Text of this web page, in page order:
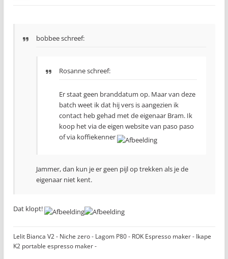
bobbee schreef:
Rosanne schreef:
Er staat geen branddatum op. Maar van deze
batch weet ik dat hij vers is aangezien ik
contact heb gehad met de eigenaar Bram. Ik
koop het via de eigen website van paso paso
of via koffiekenner
Jammer, dan kun je er geen pijl op trekken als je de
eigenaar niet kent.
Dat klopt!
Lelit Bianca V2 - Niche zero - Lagom P80 - ROK Espresso maker - Ikape
K2 portable espresso maker -